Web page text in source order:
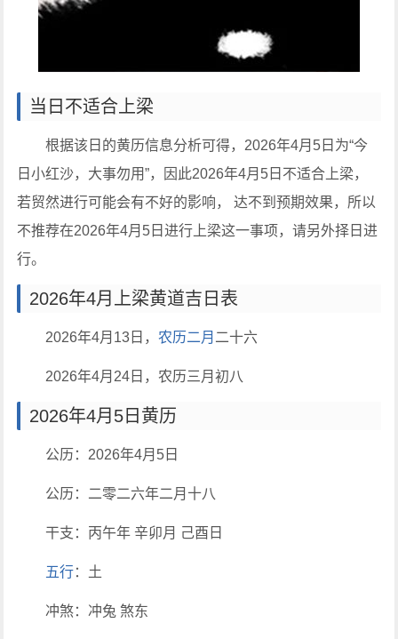
当日不适合上梁
根据该日的黄历信息分析可得，2026年4月5日为“今
日小红沙，大事勿用”，因此2026年4月5日不适合上梁，
若贸然进行可能会有不好的影响， 达不到预期效果，所以
不推荐在2026年4月5日进行上梁这一事项，请另外择日进
行。
2026年4月上梁黄道吉日表
2026年4月13日，农历二月 二十六
2026年4月24日，农历三月初八
2026年4月5日黄历
公历：2026年4月5日
公历：二零二六年二月十八
干支：丙午年 辛卯月 己酉日
五行：土
冲煞：冲兔 煞东